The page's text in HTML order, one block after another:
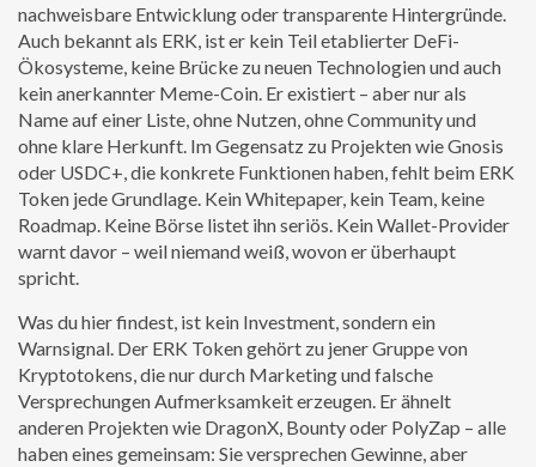
nachweisbare Entwicklung oder transparente Hintergründe.
Auch bekannt als ERK, ist er kein Teil etablierter DeFi-
Ökosysteme, keine Brücke zu neuen Technologien und auch
kein anerkannter Meme-Coin. Er existiert – aber nur als
Name auf einer Liste, ohne Nutzen, ohne Community und
ohne klare Herkunft. Im Gegensatz zu Projekten wie Gnosis
oder USDC+, die konkrete Funktionen haben, fehlt beim ERK
Token jede Grundlage. Kein Whitepaper, kein Team, keine
Roadmap. Keine Börse listet ihn seriös. Kein Wallet-Provider
warnt davor – weil niemand weiß, wovon er überhaupt
spricht.
Was du hier findest, ist kein Investment, sondern ein
Warnsignal. Der ERK Token gehört zu jener Gruppe von
Kryptotokens, die nur durch Marketing und falsche
Versprechungen Aufmerksamkeit erzeugen. Er ähnelt
anderen Projekten wie DragonX, Bounty oder PolyZap – alle
haben eines gemeinsam: Sie versprechen Gewinne, aber